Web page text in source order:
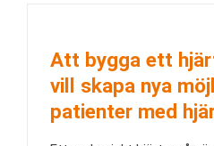
Att bygga ett
vill skapa nya
patienter med